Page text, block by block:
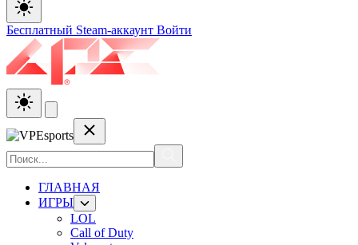
Бесплатный Steam-аккаунт Войти
ГЛАВНАЯ
ИГРЫ
LOL
Call of Duty